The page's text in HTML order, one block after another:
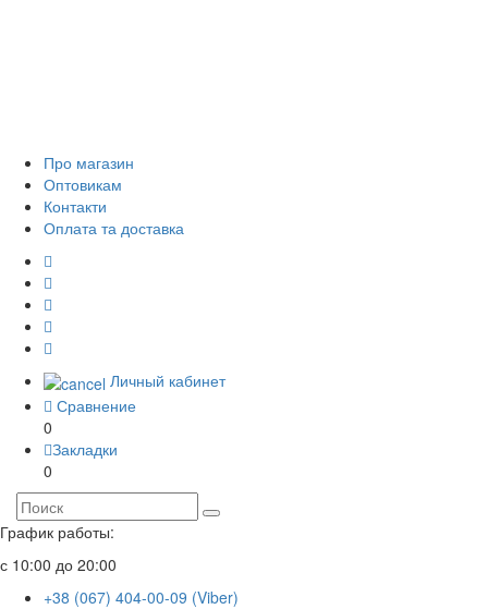
Про магазин
Оптовикам
Контакти
Оплата та доставка
Личный кабинет
Сравнение
0
Закладки
0
График работы:
с 10:00 до 20:00
+38 (067) 404-00-09 (Viber)